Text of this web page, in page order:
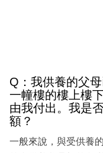
Q：我供養的父
一幢樓的樓上樓
由我付出。我是
額？
一般來說，與受供養